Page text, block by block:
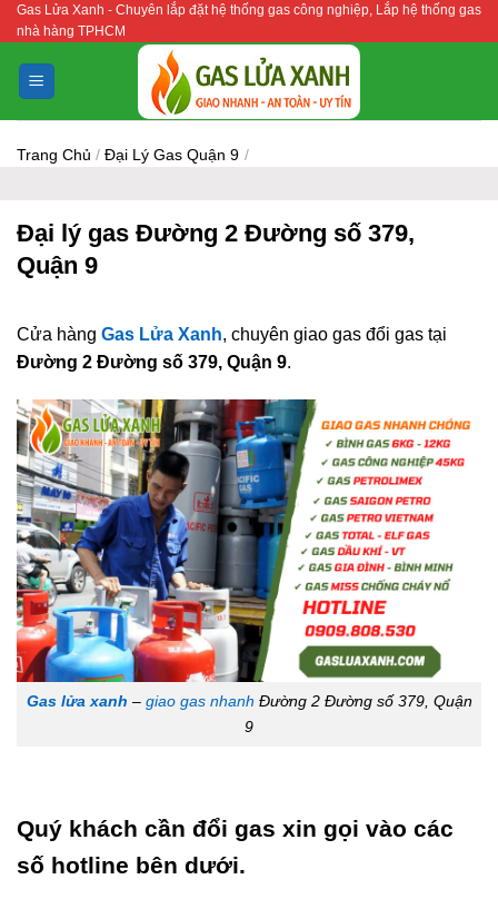
Bỏ
qua
nội
dung
Gas Lửa Xanh - Chuyên lắp đặt hệ thống gas công nghiệp, Lắp hệ thống gas
nhà hàng TPHCM
Trang Chủ / Đại Lý Gas Quận 9 /
Đại lý gas Đường 2 Đường số 379,
Quận 9
Cửa hàng Gas Lửa Xanh, chuyên giao gas đổi gas tại
Đường 2 Đường số 379, Quận 9.
Gas lửa xanh – giao gas nhanh Đường 2 Đường số 379, Quận
9
Quý khách cần đổi gas xin gọi vào các
số hotline bên dưới.